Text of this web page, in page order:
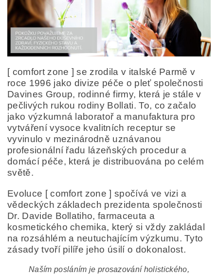
Odesláním formuláře/objednávky vyjadřujete souhlas
se zpracováním osobních údajů v souladu sdefinicí
ochrany osobních údajů.
[ comfort zone ] se zrodila v italské Parmě v
roce 1996 jako divize péče o pleť společnosti
Davines Group, rodinné firmy, která je stále v
pečlivých rukou rodiny Bollati. To, co začalo
jako výzkumná laboratoř a manufaktura pro
vytváření vysoce kvalitních receptur se
vyvinulo v mezinárodně uznávanou
profesionální řadu lázeňských procedur a
domácí péče, která je distribuována po celém
světě.
Evoluce [ comfort zone ] spočívá ve vizi a
vědeckých základech prezidenta společnosti
Dr. Davide Bollatiho, farmaceuta a
kosmetického chemika, který si vždy zakládal
na rozsáhlém a neutuchajícím výzkumu. Tyto
zásady tvoří pilíře jeho úsilí o dokonalost.
Naším posláním je prosazování holistického,